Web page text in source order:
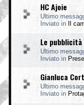
HC Ajoie
Ultimo
Inviato in
Il
Le
Ultimo
Inviato in
Gianluca
Ultimo
Inviato in